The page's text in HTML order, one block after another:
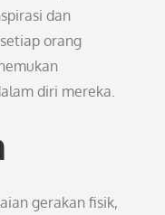
dan
orang
diri mereka.
gerakan fisik,